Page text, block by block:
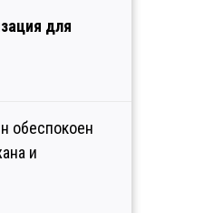
для
обеспокоен
и